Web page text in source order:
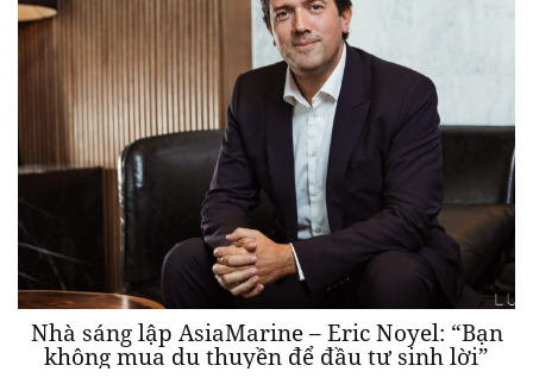
Nhà sáng lập AsiaMarine – Eric Noyel: “Bạn
không mua du thuyền để đầu tư sinh lời”